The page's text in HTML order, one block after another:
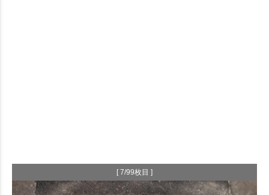
[ 7/99枚目 ]